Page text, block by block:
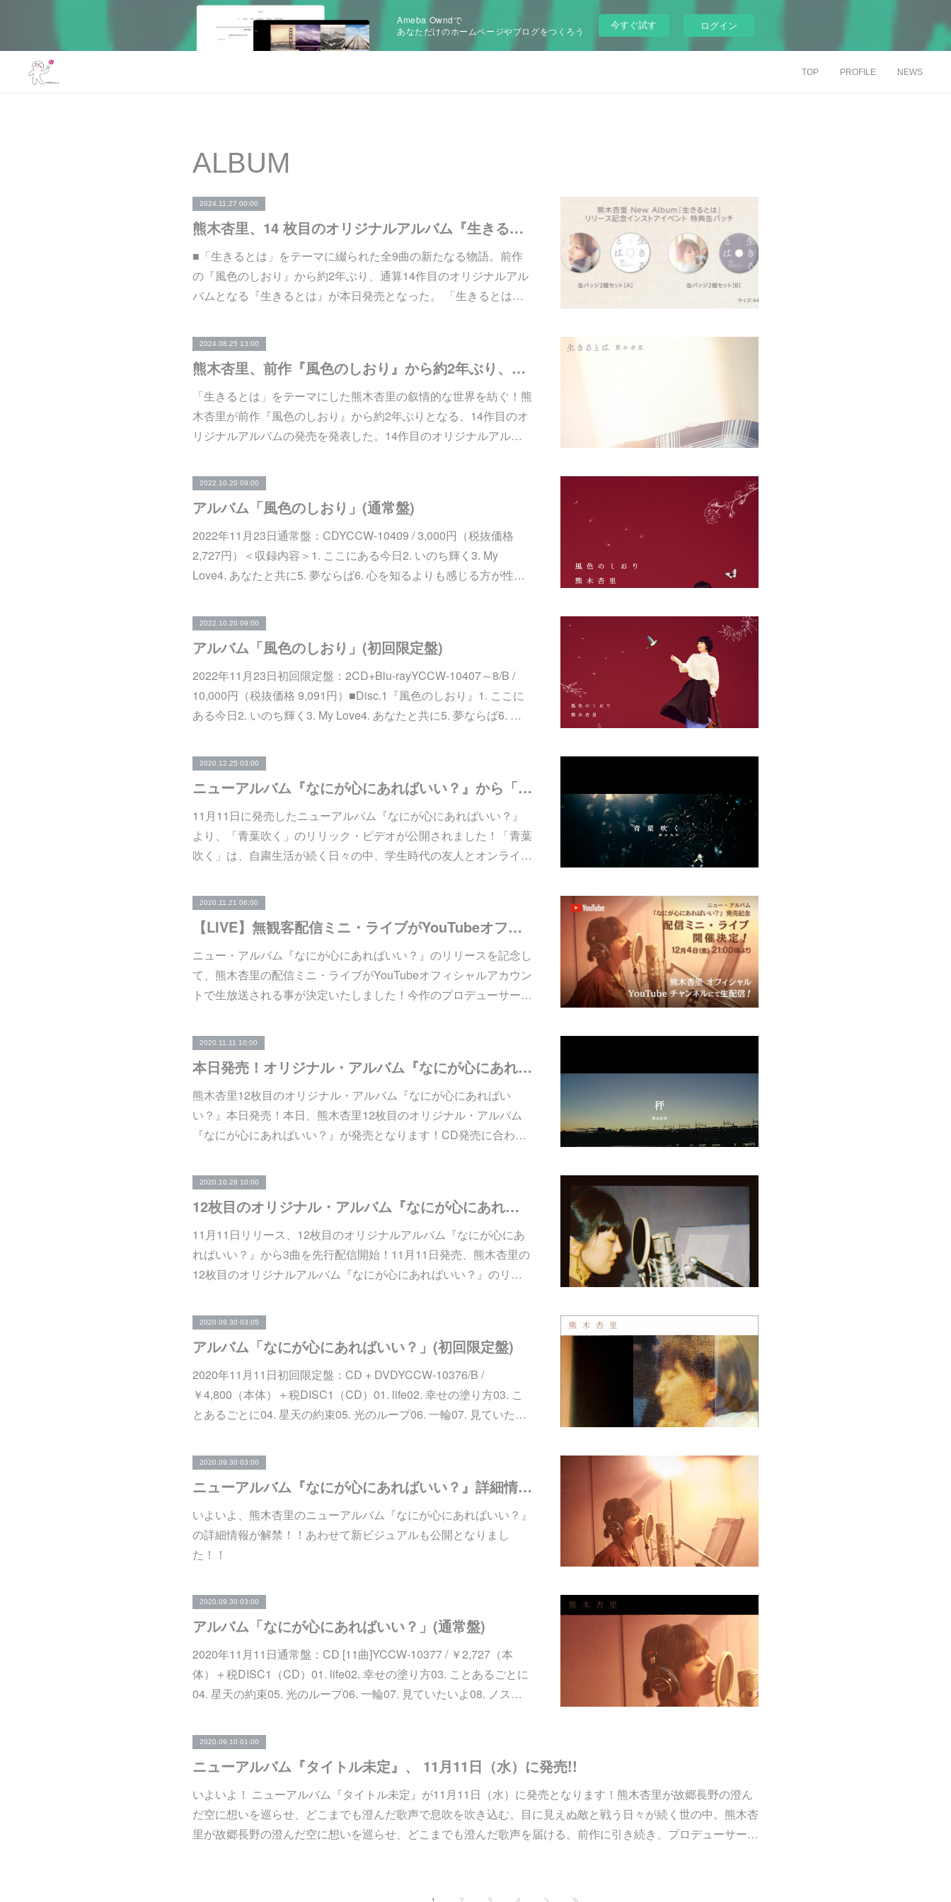
Ameba Owndで
あなただけのホームページやブログをつくろう
今すぐ試す ログイン
TOP PROFILE NEWS
ALBUM
2024.11.27 00:00
熊木杏里、14 枚目のオリジナルアルバム『生きるとは』が本日発売!「生きるとは」をテーマに綴られた全 9 曲の新たなる物語。
■「生きるとは」をテーマに綴られた全9曲の新たなる物語。前作
の『風色のしおり』から約2年ぶり、通算14作目のオリジナルアル
バムとなる『生きるとは』が本日発売となった。 「生きるとは…
2024.08.25 13:00
熊木杏里、前作『風色のしおり』から約2年ぶり、14作目となる待望のオリジナルアルバムを発表！
「生きるとは」をテーマにした熊木杏里の叙情的な世界を紡ぐ！熊
木杏里が前作『風色のしおり』から約2年ぶりとなる、14作目のオ
リジナルアルバムの発売を発表した。14作目のオリジナルアル…
2022.10.20 09:00
アルバム「風色のしおり」(通常盤)
2022年11月23日通常盤：CDYCCW-10409 / 3,000円（税抜価格
2,727円）＜収録内容＞1. ここにある今日2. いのち輝く3. My
Love4. あなたと共に5. 夢ならば6. 心を知るよりも感じる方が性…
2022.10.20 09:00
アルバム「風色のしおり」(初回限定盤)
2022年11月23日初回限定盤：2CD+Blu-rayYCCW-10407～8/B /
10,000円（税抜価格 9,091円）■Disc.1『風色のしおり』1. ここに
ある今日2. いのち輝く3. My Love4. あなたと共に5. 夢ならば6. …
2020.12.25 03:00
ニューアルバム『なにが心にあればいい？』から「青葉吹く」のリリック・ビデオを公開！
11月11日に発売したニューアルバム『なにが心にあればいい？』
より、「青葉吹く」のリリック・ビデオが公開されました！「青葉
吹く」は、自粛生活が続く日々の中、学生時代の友人とオンライ…
2020.11.21 06:00
【LIVE】無観客配信ミニ・ライブがYouTubeオフィシャルアカウントにて生放送決定！
ニュー・アルバム『なにが心にあればいい？』のリリースを記念し
て、熊木杏里の配信ミニ・ライブがYouTubeオフィシャルアカウン
トで生放送される事が決定いたしました！今作のプロデューサー…
2020.11.11 10:00
本日発売！オリジナル・アルバム『なにが心にあればいい？』 「秤」リリック・ビデオ＆全曲試聴トレーラー公開！ 発売記念配信ミニ・ライブ決定！
熊木杏里12枚目のオリジナル・アルバム『なにが心にあればい
い？』本日発売！本日、熊木杏里12枚目のオリジナル・アルバム
『なにが心にあればいい？』が発売となります！CD発売に合わ…
2020.10.28 10:00
12枚目のオリジナル・アルバム『なにが心にあればいい？』先行配信スタート！「ことあるごとに」MV公開！（発売記念パネル展・購入者特典情報）
11月11日リリース、12枚目のオリジナルアルバム『なにが心にあ
ればいい？』から3曲を先行配信開始！11月11日発売、熊木杏里の
12枚目のオリジナルアルバム『なにが心にあればいい？』のリ…
2020.09.30 03:05
アルバム「なにが心にあればいい？」(初回限定盤)
2020年11月11日初回限定盤：CD + DVDYCCW-10376/B /
￥4,800（本体）＋税DISC1（CD）01. life02. 幸せの塗り方03. こ
とあるごとに04. 星天の約束05. 光のループ06. 一輪07. 見ていた…
2020.09.30 03:00
ニューアルバム『なにが心にあればいい？』詳細情報＆新ビジュアル公開!!
いよいよ、熊木杏里のニューアルバム『なにが心にあればいい？』
の詳細情報が解禁！！あわせて新ビジュアルも公開となりまし
た！！
2020.09.30 03:00
アルバム「なにが心にあればいい？」(通常盤)
2020年11月11日通常盤：CD [11曲]YCCW-10377 / ￥2,727（本
体）＋税DISC1（CD）01. life02. 幸せの塗り方03. ことあるごとに
04. 星天の約束05. 光のループ06. 一輪07. 見ていたいよ08. ノス…
2020.09.10 01:00
ニューアルバム『タイトル未定』、 11月11日（水）に発売!!
いよいよ！ ニューアルバム『タイトル未定』が11月11日（水）に発売となります！熊木杏里が故郷長野の澄ん
だ空に想いを巡らせ、どこまでも澄んだ歌声で息吹を吹き込む。⽬に⾒えぬ敵と戦う⽇々が続く世の中。熊⽊杏
⾥が故郷⻑野の澄んだ空に想いを巡らせ、どこまでも澄んだ歌声を届ける。前作に引き続き、プロデューサー…